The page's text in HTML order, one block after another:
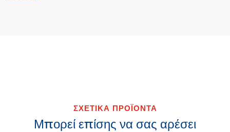
ΣΧΕΤΙΚΑ ΠΡΟΪΟΝΤΑ
Μπορεί επίσης να σας αρέσει